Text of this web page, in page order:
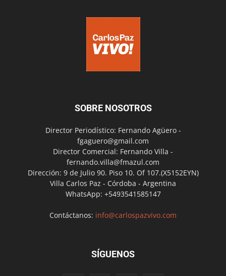
SOBRE NOSOTROS
Director Periodístico: Fernando Agüero -
fgaguero@gmail.com
Director Comercial: Fernando Villa -
fernando.villa@fmazul.com
Dirección: 9 de Julio 90. Piso 10. Of 107.(X5152EYN)
Villa Carlos Paz - Córdoba - Argentina
WhatsApp: +5493541585147
Contáctanos: info@carlospazvivo.com
SÍGUENOS